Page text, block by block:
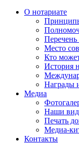
О нотариате
Перечень
Место
Кто
История
Награды
Медиа
Наши
Печать
Медиа-
Контакты